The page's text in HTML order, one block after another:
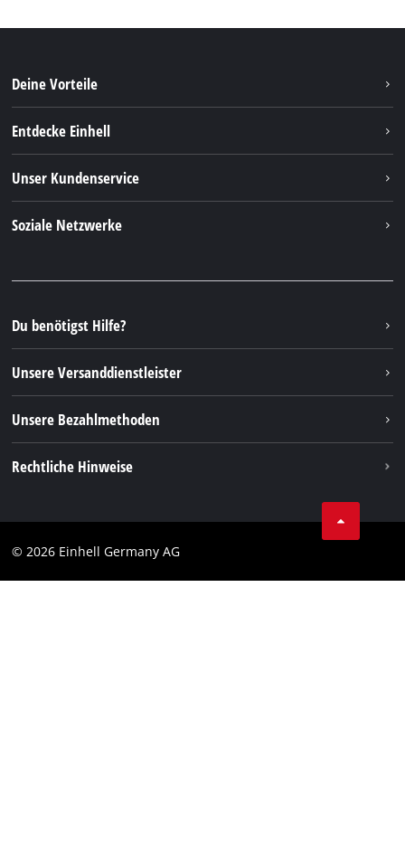
Deine Vorteile
Entdecke Einhell
Nachhaltigkeit
Unser Kundenservice
FAQs
Verpackungsrichtlinien
Hinweise zur Batterieentsorgung
Vertrag widerrufen
Soziale Netzwerke
Instagram
TikTok
Pinterest
Du benötigst Hilfe?
Unsere Versanddienstleister
Unsere Bezahlmethoden
Rechtliche Hinweise
Impressum
© 2026 Einhell Germany AG